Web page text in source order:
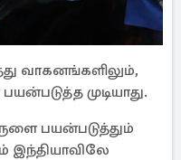
வாகனங்களிலும்,
முடியாது.
பயன்படுத்தும்
இந்தியாவிலே